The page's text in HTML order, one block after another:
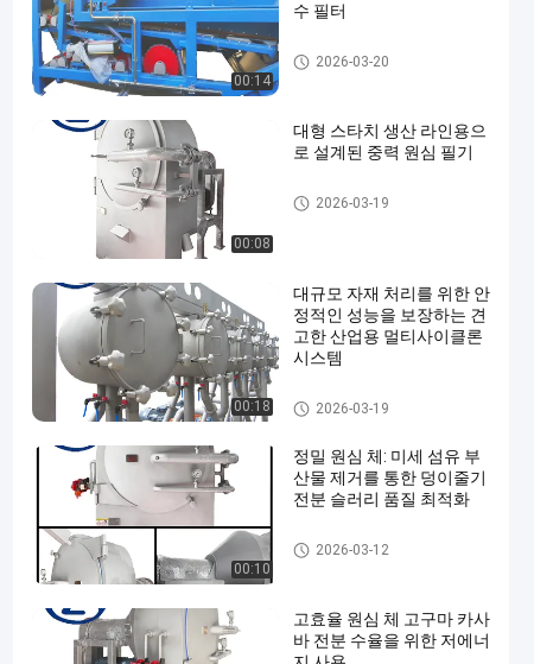
00:14
수 필터
카사바 전분 가공 기계
2026-03-20
00:08
대형 스타치 생산 라인용으
로 설계된 중력 원심 필기
카사바 전분 가공 기계
2026-03-19
00:18
대규모 자재 처리를 위한 안
정적인 성능을 보장하는 견
고한 산업용 멀티사이클론
시스템
카사바 전분 가공 기계
2026-03-19
00:10
정밀 원심 체: 미세 섬유 부
산물 제거를 통한 덩이줄기
전분 슬러리 품질 최적화
카사바 전분 가공 기계
2026-03-12
고효율 원심 체 고구마 카사
바 전분 수율을 위한 저에너